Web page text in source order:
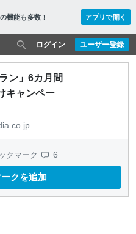
機能も多数！ アプリで開く
ユーザー登録
ログイン
ン」6カ月間
キャンペー
クマーク 6
クを追加